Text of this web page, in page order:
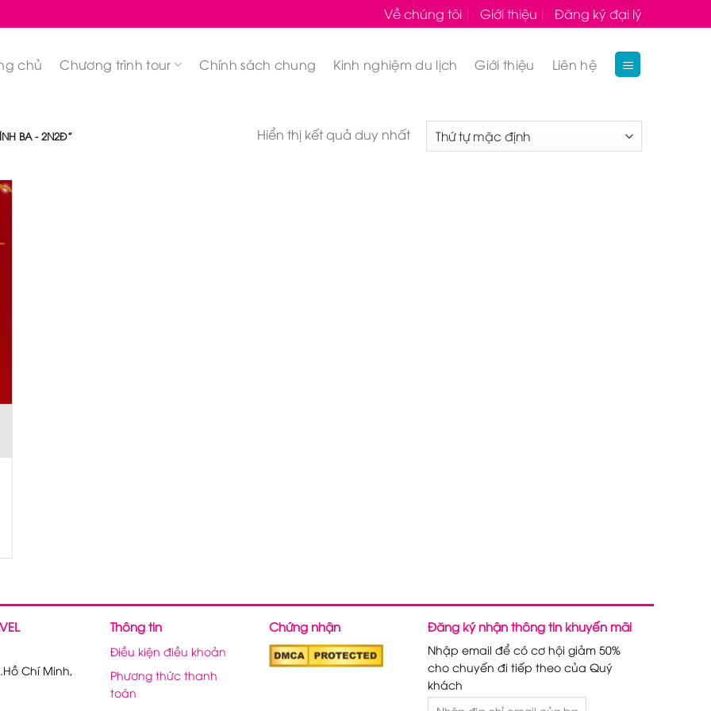
Về chúng tôi Giới thiệu Đăng ký đại lý
chủ Chương trình tour Chính sách chung Kinh nghiệm du lịch Giới thiệu Liên hệ
BA - 2N2Đ” Hiển thị kết quả duy nhất
Chí Minh,
Thông tin
Điều kiện điều khoản
Phương thức thanh
toán
Chứng nhận Đăng ký nhận thông tin khuyến mãi
Nhập email để có cơ hội giảm 50%
cho chuyến đi tiếp theo của Quý
khách